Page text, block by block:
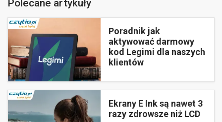
Polecane artykuły
Poradnik jak
aktywować darmowy
kod Legimi dla naszych
klientów
Ekrany E Ink są nawet 3
razy zdrowsze niż LCD